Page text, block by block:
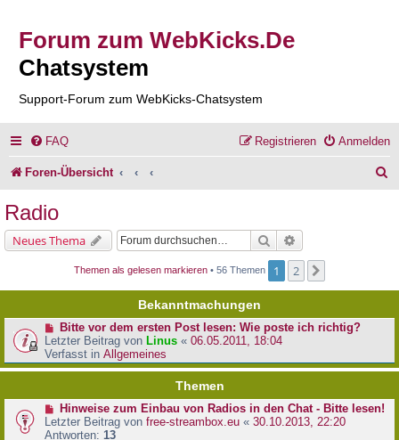
Forum zum WebKicks.De
Chatsystem
Support-Forum zum WebKicks-Chatsystem
FAQ Anmelden
Registrieren
Foren-Übersicht
Radio
Neues Thema Suche
Themen als gelesen markieren • 56 Themen 1 2
Bekanntmachungen
Bitte vor dem ersten Post lesen: Wie poste ich richtig?
Letzter Beitrag von Linus « 06.05.2011, 18:04
Verfasst in Allgemeines
Themen
Hinweise zum Einbau von Radios in den Chat - Bitte lesen!
Letzter Beitrag von free-streambox.eu « 30.10.2013, 22:20
Antworten: 13